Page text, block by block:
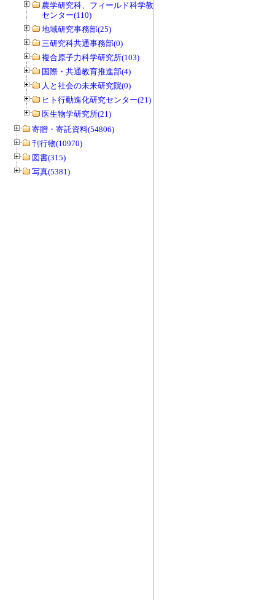
農学研究科、フィールド科学教育研究
センター(110)
地域研究事務部(25)
三研究科共通事務部(0)
複合原子力科学研究所(103)
国際・共通教育推進部(4)
人と社会の未来研究院(0)
ヒト行動進化研究センター(21)
医生物学研究所(21)
寄贈・寄託資料(54806)
刊行物(10970)
図書(315)
写真(5381)